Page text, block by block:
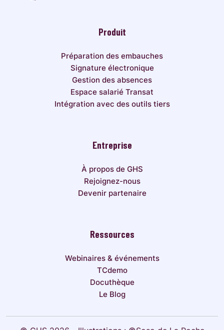
Produit
Préparation des embauches
Signature électronique
Gestion des absences
Espace salarié Transat
Intégration avec des outils tiers
Entreprise
À propos de GHS
Rejoignez-nous
Devenir partenaire
Ressources
Webinaires & événements
TCdemo
Docuthèque
Le Blog